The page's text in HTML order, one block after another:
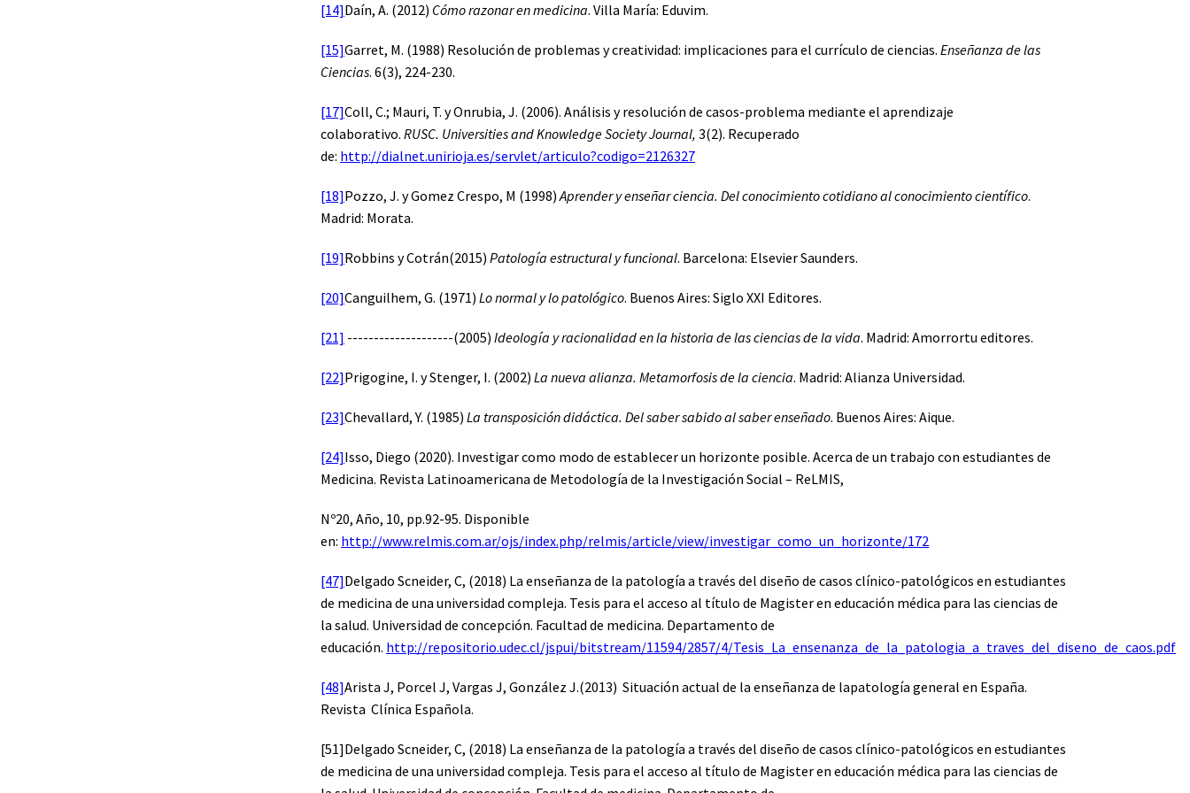
[14]Daín, A. (2012) Cómo razonar en medicina. Villa María: Eduvim.
[15]Garret, M. (1988) Resolución de problemas y creatividad: implicaciones para el currículo de ciencias. Enseñanza de las
Ciencias. 6(3), 224-230.
[17]Coll, C.; Mauri, T. y Onrubia, J. (2006). Análisis y resolución de casos-problema mediante el aprendizaje
colaborativo. RUSC. Universities and Knowledge Society Journal, 3(2). Recuperado
de: http://dialnet.unirioja.es/servlet/articulo?codigo=2126327
[18]Pozzo, J. y Gomez Crespo, M (1998)Aprender y enseñar ciencia. Del conocimiento cotidiano al conocimiento científico.
Madrid: Morata.
[19]Robbins y Cotrán(2015) Patología estructural y funcional. Barcelona: Elsevier Saunders.
[20]Canguilhem, G. (1971) Lo normal y lo patológico. Buenos Aires: Siglo XXI Editores.
[21] --------------------(2005) Ideología y racionalidad en la historia de las ciencias de la vida. Madrid: Amorrortu editores.
[22]Prigogine, I. y Stenger, I. (2002) La nueva alianza. Metamorfosis de la ciencia. Madrid: Alianza Universidad.
[23]Chevallard, Y. (1985) La transposición didáctica. Del saber sabido al saber enseñado. Buenos Aires: Aique.
[24]Isso, Diego (2020). Investigar como modo de establecer un horizonte posible. Acerca de un trabajo con estudiantes de
Medicina. Revista Latinoamericana de Metodología de la Investigación Social – ReLMIS,
Nº20, Año, 10, pp.92-95. Disponible
en: http://www.relmis.com.ar/ojs/index.php/relmis/article/view/investigar_como_un_horizonte/172
[47]Delgado Scneider, C, (2018) La enseñanza de la patología a través del diseño de casos clínico-patológicos en estudiantes
de medicina de una universidad compleja. Tesis para el acceso al título de Magister en educación médica para las ciencias de
la salud. Universidad de concepción. Facultad de medicina. Departamento de
educación. http://repositorio.udec.cl/jspui/bitstream/11594/2857/4/Tesis_La_ensenanza_de_la_patologia_a_traves_del_diseno_de_caos.pdf
[48]Arista J, Porcel J, Vargas J, González J.(2013) Situación actual de la enseñanza de lapatología general en España.
Revista Clínica Española.
[51]Delgado Scneider, C, (2018) La enseñanza de la patología a través del diseño de casos clínico-patológicos en estudiantes
de medicina de una universidad compleja. Tesis para el acceso al título de Magister en educación médica para las ciencias de